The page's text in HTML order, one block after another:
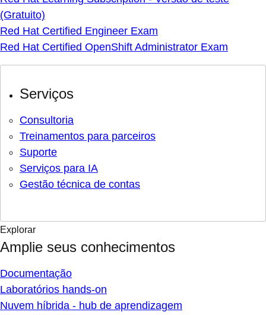
(Gratuito)
Red Hat Certified Engineer Exam
Red Hat Certified OpenShift Administrator Exam
Serviços
Consultoria
Treinamentos para parceiros
Suporte
Serviços para IA
Gestão técnica de contas
Explorar
Amplie seus conhecimentos
Documentação
Laboratórios hands-on
Nuvem híbrida - hub de aprendizagem